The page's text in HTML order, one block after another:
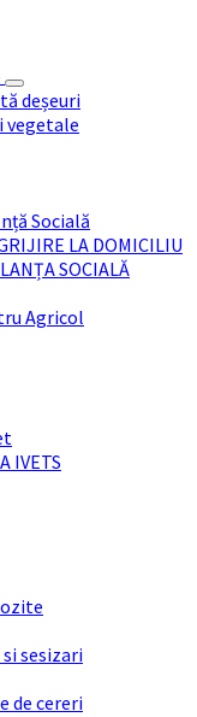
deșeuri
vegetale
Socială
LA DOMICILIU
SOCIALĂ
Agricol
IVETS
sesizari
de cereri